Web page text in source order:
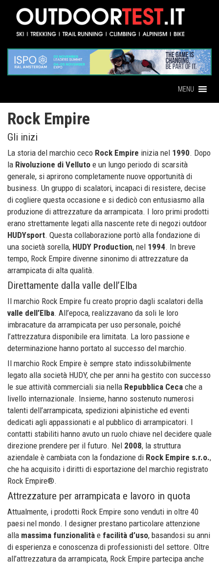
MENU
Rock Empire
Gli inizi
La storia del marchio ceco Rock Empire inizia nel 1990. Dopo
la Rivoluzione di Velluto e un lungo periodo di scarsità
generale, si aprirono completamente nuove opportunità di
business. Un gruppo di scalatori, incapaci di resistere, decise
di cogliere questa occasione e si dedicò con entusiasmo alla
produzione di attrezzature da arrampicata. I loro primi prodotti
erano strettamente legati alla nascente rete di negozi outdoor
HUDYsport. Questa collaborazione portò alla fondazione di
una società sorella, HUDY Production, nel 1994. In breve
tempo, Rock Empire divenne sinonimo di attrezzature da
arrampicata di alta qualità.
Direttamente dalla valle dell’Elba
Il marchio Rock Empire fu creato proprio dagli scalatori della
valle dell’Elba. All’epoca, realizzavano da soli le loro
imbracature da arrampicata per uso personale, poiché
l’attrezzatura disponibile era limitata. La loro passione e
determinazione hanno portato al successo del marchio.
Il marchio Rock Empire è sempre stato indissolubilmente
legato alla società HUDY, che per anni ha gestito con successo
le sue attività commerciali sia nella Repubblica Ceca che a
livello internazionale. Insieme, hanno sostenuto numerosi
talenti dell’arrampicata, spedizioni alpinistiche ed eventi
dedicati agli appassionati e al pubblico di arrampicatori. I
contatti stabiliti hanno avuto un ruolo chiave nel decidere quale
direzione prendere per il futuro. Nel 2008, la struttura
aziendale è cambiata con la fondazione di Rock Empire s.r.o.,
che ha acquisito i diritti di esportazione del marchio registrato
Rock Empire®.
Attrezzature per arrampicata e lavoro in quota
Attualmente, i prodotti Rock Empire sono venduti in oltre 40
paesi nel mondo. I designer prestano particolare attenzione
alla massima funzionalità e facilità d’uso, basandosi su anni
di esperienza e conoscenza di professionisti del settore. Oltre
all’attrezzatura da arrampicata, Rock Empire partecipa anche